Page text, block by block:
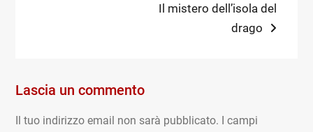
Next
Il mistero dell’isola del
drago
Lascia un commento
Il tuo indirizzo email non sarà pubblicato.
I campi